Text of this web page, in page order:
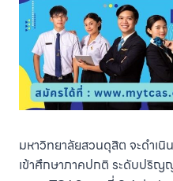
มหาวิทยาลัยสวนดุสิต จะดำเ
เข้าศึกษาภาคปกติ ระดับปริญ